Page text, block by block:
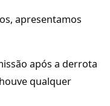
apresentamos
após a derrota
qualquer